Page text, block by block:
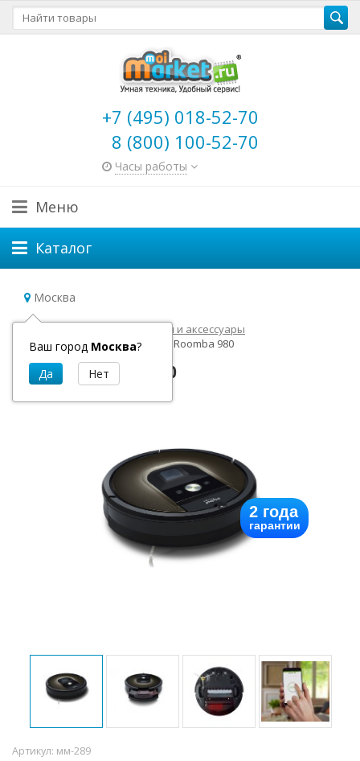
+7 (495) 018-52-70
8 (800) 100-52-70
Часы работы
Меню
Каталог
Москва
Ваш город Москва?
Главная
Электронные книги и аксессуары
Архивные модели
iRobot Roomba 980
iRobot Roomba 980
2 года
гарантии
Артикул: мм-289